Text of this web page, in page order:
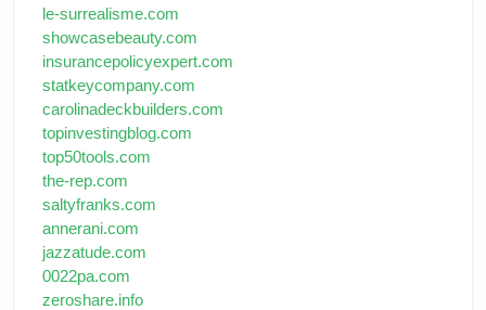
le-surrealisme.com
showcasebeauty.com
insurancepolicyexpert.com
statkeycompany.com
carolinadeckbuilders.com
topinvestingblog.com
top50tools.com
the-rep.com
saltyfranks.com
annerani.com
jazzatude.com
0022pa.com
zeroshare.info